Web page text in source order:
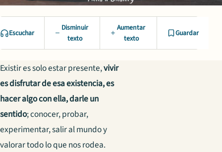
Escuchar
Disminuir
texto
Aumentar
texto
Guardar
Existir es solo estar presente,vivir
es disfrutar de esa existencia, es
hacer algo con ella, darle un
sentido; conocer, probar,
experimentar, salir al mundo y
valorar todo lo que nos rodea.